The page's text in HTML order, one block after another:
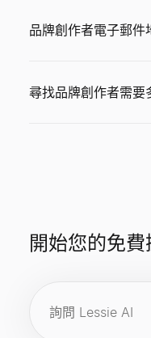
品牌創作者電子郵件
尋找品牌創作者需要
開始您的免費